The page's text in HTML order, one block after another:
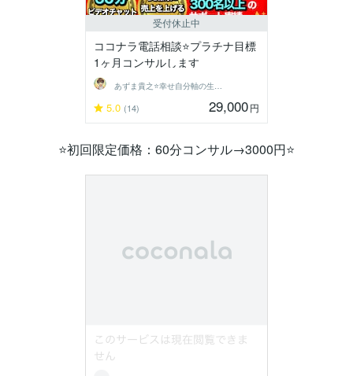
受付休止中
ココナラ電話相談⭐プラチナ目標
1ヶ月コンサルします
あずま貴之⭐幸せ自分軸の生き方育成コーチ
5.0 (14) 29,000円
⭐初回限定価格：60分コンサル→3000円⭐